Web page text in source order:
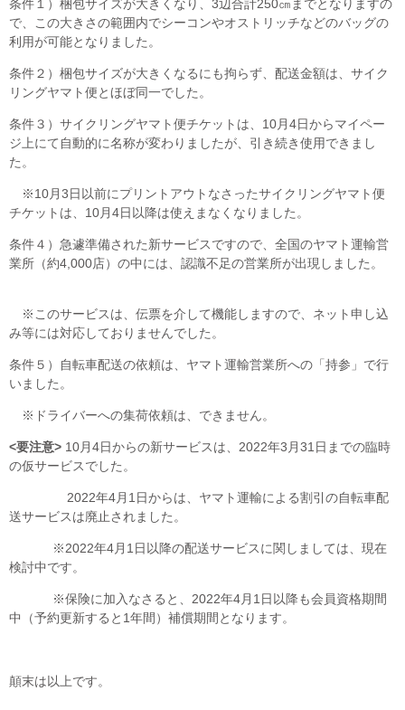
条件１）梱包サイズが大きくなり、3辺合計250㎝までとなりますの
で、この大きさの範囲内でシーコンやオストリッチなどのバッグの
利用が可能となりました。
条件２）梱包サイズが大きくなるにも拘らず、配送金額は、サイク
リングヤマト便とほぼ同一でした。
条件３）サイクリングヤマト便チケットは、10月4日からマイペー
ジ上にて自動的に名称が変わりましたが、引き続き使用できまし
た。
※10月3日以前にプリントアウトなさったサイクリングヤマト便
チケットは、10月4日以降は使えまなくなりました。
条件４）急遽準備された新サービスですので、全国のヤマト運輸営
業所（約4,000店）の中には、認識不足の営業所が出現しました。
※このサービスは、伝票を介して機能しますので、ネット申し込
み等には対応しておりませんでした。
条件５）自転車配送の依頼は、ヤマト運輸営業所への「持参」で行
いました。
※ドライバーへの集荷依頼は、できません。
<要注意> 10月4日からの新サービスは、2022年3月31日までの臨時
の仮サービスでした。
2022年4月1日からは、ヤマト運輸による割引の自転車配
送サービスは廃止されました。
※2022年4月1日以降の配送サービスに関しましては、現在
検討中です。
※保険に加入なさると、2022年4月1日以降も会員資格期間
中（予約更新すると1年間）補償期間となります。
顛末は以上です。